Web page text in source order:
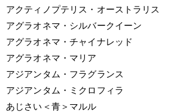
アクティノプテリス・オーストラリス
アグラオネマ・シルバークイーン
アグラオネマ・チャイナレッド
アグラオネマ・マリア
アジアンタム・フラグランス
アジアンタム・ミクロフィラ
あじさい＜青＞マルル